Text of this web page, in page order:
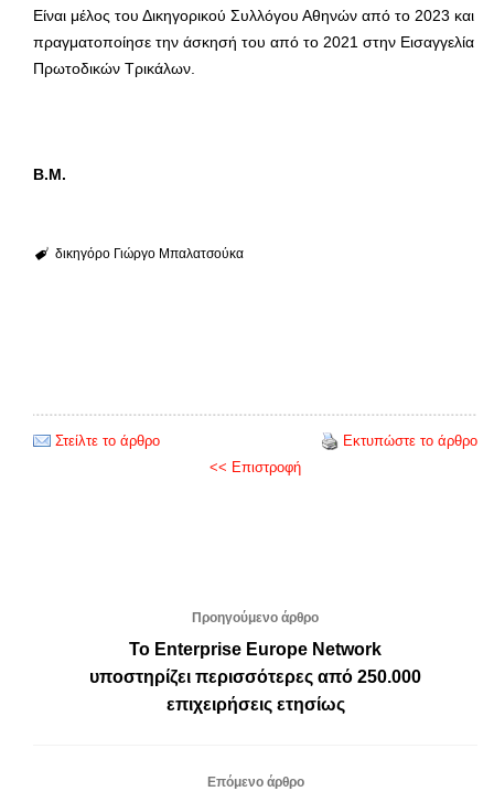
Είναι μέλος του Δικηγορικού Συλλόγου Αθηνών από το 2023 και
πραγματοποίησε την άσκησή του από το 2021 στην Εισαγγελία
Πρωτοδικών Τρικάλων.
Β.Μ.
δικηγόρο Γιώργο Μπαλατσούκα
Στείλτε το άρθρο
Εκτυπώστε το άρθρο
<< Επιστροφή
Προηγούμενο άρθρο
Το Enterprise Europe Network
υποστηρίζει περισσότερες από 250.000
επιχειρήσεις ετησίως
Επόμενο άρθρο